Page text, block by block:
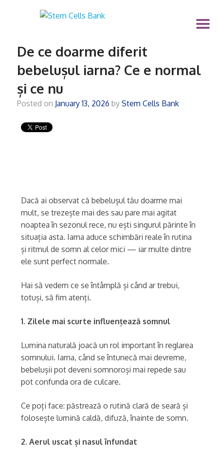
De ce doarme diferit
bebelușul iarna? Ce e normal
și ce nu
Posted on January 13, 2026 by Stem Cells Bank
Dacă ai observat că bebelușul tău doarme mai
mult, se trezește mai des sau pare mai agitat
noaptea în sezonul rece, nu ești singurul părinte în
situația asta. Iarna aduce schimbări reale în rutina
și ritmul de somn al celor mici — iar multe dintre
ele sunt perfect normale.
Hai să vedem ce se întâmplă și când ar trebui,
totuși, să fim atenți.
1. Zilele mai scurte influențează somnul
Lumina naturală joacă un rol important în reglarea
somnului. Iarna, când se întunecă mai devreme,
bebelușii pot deveni somnoroși mai repede sau
pot confunda ora de culcare.
Ce poți face: păstrează o rutină clară de seară și
folosește lumină caldă, difuză, înainte de somn.
2. Aerul uscat și nasul înfundat